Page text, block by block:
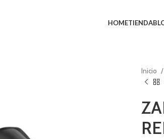
HOMETIENDA
Inicio